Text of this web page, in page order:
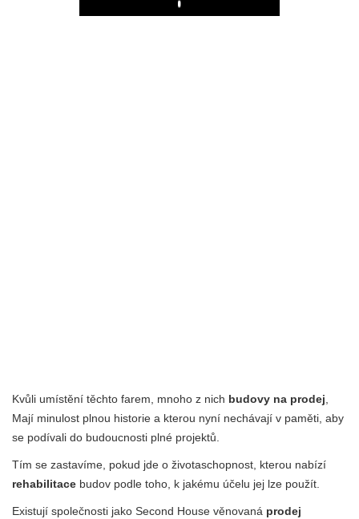
Play
Kvůli umístění těchto farem, mnoho z nich budovy na prodej
Mají minulost plnou historie a kterou nyní nechávají v paměti, aby
se podívali do budoucnosti plné projektů.
Tím se zastavíme, pokud jde o životaschopnost, kterou nabízí
rehabilitace budov podle toho, k jakému účelu jej lze použít.
Existují společnosti jako Second House věnovaná prodej